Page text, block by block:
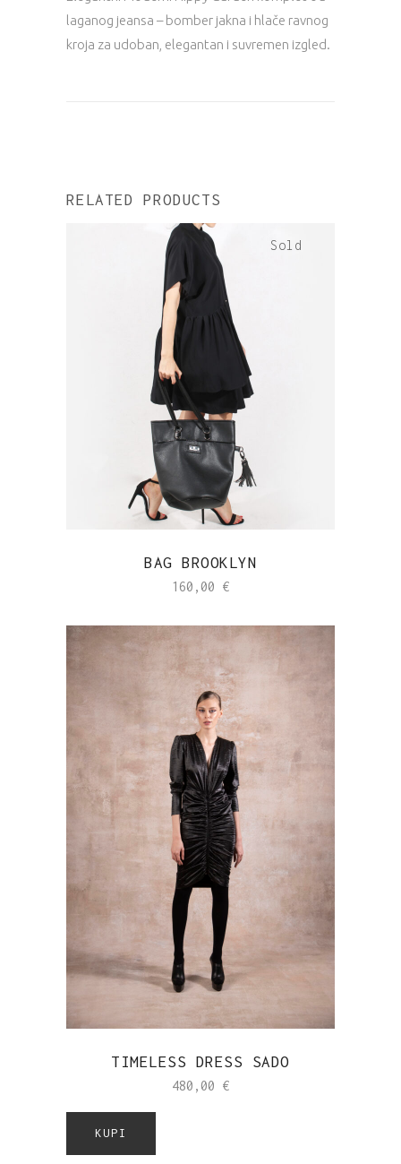
laganog jeansa – bomber jakna i hlače ravnog
kroja za udoban, elegantan i suvremen izgled.
RELATED PRODUCTS
Sold
BAG BROOKLYN
160,00 €
TIMELESS DRESS SADO
480,00 €
KUPI